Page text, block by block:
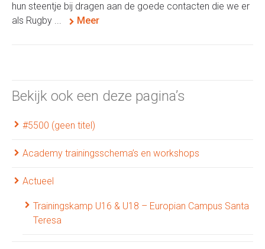
hun steentje bij dragen aan de goede contacten die we er
als Rugby ...
Meer
Bekijk ook een deze pagina’s
#5500 (geen titel)
Academy trainingsschema’s en workshops
Actueel
Trainingskamp U16 & U18 – Europian Campus Santa
Teresa